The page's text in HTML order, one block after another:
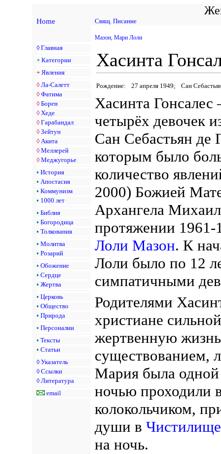
Home Свящ. Писание
◊ Главная
+ Категории
+ Явления
◊ Ла-Салетт
◊ Фатима
◊ Борен
◊ Хеде
◊ Гарабандал
◊ Зейтун
◊ Акита
◊ Меллерей
◊ Меджугорье
• История
• Апостасия
• Коммунизм
• 1000 лет
• Библия
• Богородица
• Толкования
• Молитва
• Розарий
• Обожение
• Сердце
• Жертва
• Церковь
• Общество
• Природа
• Персоналии
• Тексты
• Статьи
◊ Указатель
◊ Ссылки
◊ Литература
email
Мазон, Мари Лоли
Хасинта
Рождение: 27 апреля 1949; Сан
Хасинта
четырёх девочек
Сан Себастьян де
которым было
количество
2000) Божией
Архангела
протяжении 1961-
Лоли Мазон. К
Лоли было по 12
симпатичными
Родителями
христиане
жертвенную
существованием,
Мария была
ночью проходили
колокольчиком,
души в Чистилище
на ночь.